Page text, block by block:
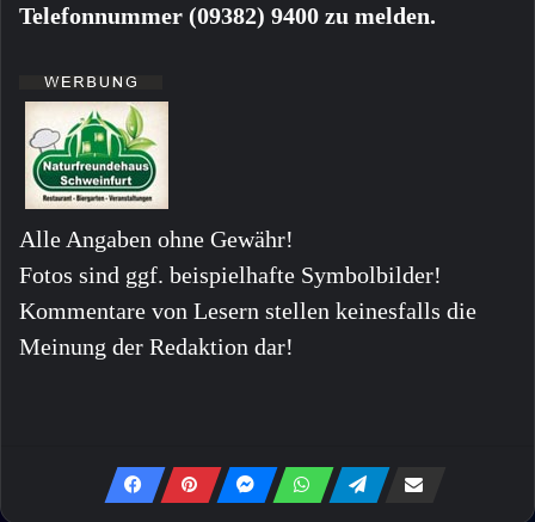
Telefonnummer (09382) 9400 zu melden.
Alle Angaben ohne Gewähr!
Fotos sind ggf. beispielhafte Symbolbilder!
Kommentare von Lesern stellen keinesfalls die
Meinung der Redaktion dar!